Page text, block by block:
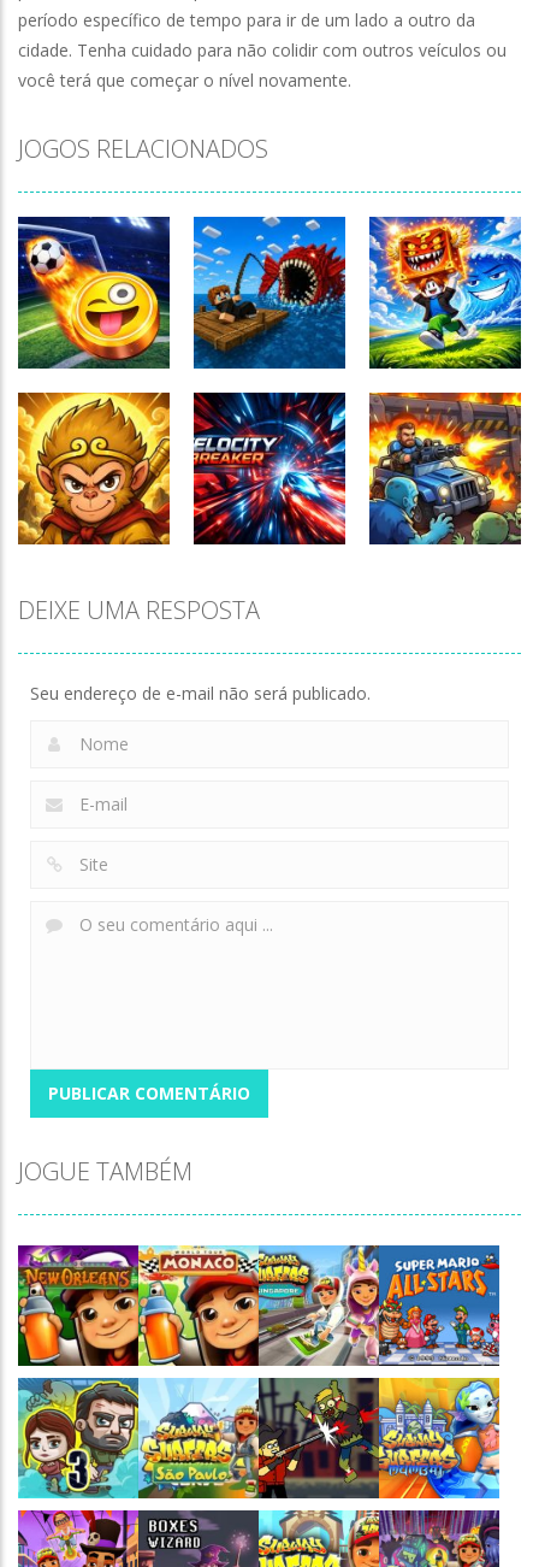
período específico de tempo para ir de um lado a outro da
cidade. Tenha cuidado para não colidir com outros veículos ou
você terá que começar o nível novamente.
JOGOS RELACIONADOS
TIny Football
Cup 2026
150
Fishing: Catch
the Secret
Brainrot
181
Obby Escape
from Tsunami
Brainrot
158
Meme
Velocity
DEIXE UMA RESPOSTA
Seu endereço de e-mail não será publicado.
JOGUE TAMBÉM
Jogaê Jogaê Jogaê Jogaê